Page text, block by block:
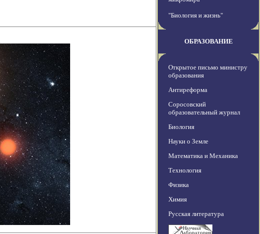
"Биология и жизнь"
ОБРАЗОВАНИЕ
Открытое письмо министру
образования
Антиреформа
Соросовский
образовательный журнал
Биология
Науки о Земле
Математика и Механика
Технология
Физика
Химия
Русская литература